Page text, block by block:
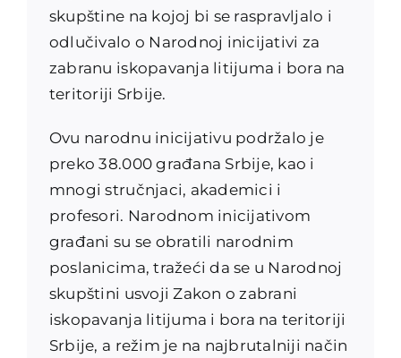
skupštine na kojoj bi se raspravljalo i
odlučivalo o Narodnoj inicijativi za
zabranu iskopavanja litijuma i bora na
teritoriji Srbije.
Ovu narodnu inicijativu podržalo je
preko 38.000 građana Srbije, kao i
mnogi stručnjaci, akademici i
profesori. Narodnom inicijativom
građani su se obratili narodnim
poslanicima, tražeći da se u Narodnoj
skupštini usvoji Zakon o zabrani
iskopavanja litijuma i bora na teritoriji
Srbije, a režim je na najbrutalniji način